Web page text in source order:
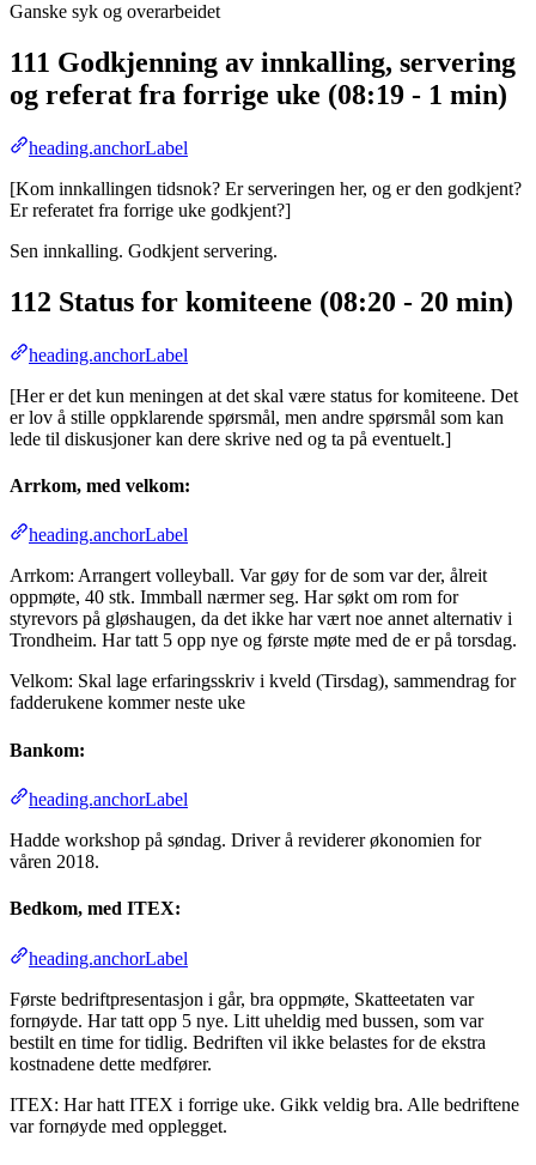
Ganske syk og overarbeidet
111 Godkjenning av innkalling, servering
og referat fra forrige uke (08:19 - 1 min)
heading.anchorLabel
[Kom innkallingen tidsnok? Er serveringen her, og er den godkjent?
Er referatet fra forrige uke godkjent?]
Sen innkalling. Godkjent servering.
112 Status for komiteene (08:20 - 20 min)
heading.anchorLabel
[Her er det kun meningen at det skal være status for komiteene. Det
er lov å stille oppklarende spørsmål, men andre spørsmål som kan
lede til diskusjoner kan dere skrive ned og ta på eventuelt.]
Arrkom, med velkom:
heading.anchorLabel
Arrkom: Arrangert volleyball. Var gøy for de som var der, ålreit
oppmøte, 40 stk. Immball nærmer seg. Har søkt om rom for
styrevors på gløshaugen, da det ikke har vært noe annet alternativ i
Trondheim. Har tatt 5 opp nye og første møte med de er på torsdag.
Velkom: Skal lage erfaringsskriv i kveld (Tirsdag), sammendrag for
fadderukene kommer neste uke
Bankom:
heading.anchorLabel
Hadde workshop på søndag. Driver å reviderer økonomien for
våren 2018.
Bedkom, med ITEX:
heading.anchorLabel
Første bedriftpresentasjon i går, bra oppmøte, Skatteetaten var
fornøyde. Har tatt opp 5 nye. Litt uheldig med bussen, som var
bestilt en time for tidlig. Bedriften vil ikke belastes for de ekstra
kostnadene dette medfører.
ITEX: Har hatt ITEX i forrige uke. Gikk veldig bra. Alle bedriftene
var fornøyde med opplegget.